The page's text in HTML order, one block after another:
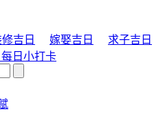
吉日 嫁娶吉日
求子吉日
每日小打卡